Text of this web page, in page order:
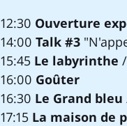
12:30 Ouverture
14:00Talk #3
15:45 Le labyrinthe
16:00 Goûter
16:30 Le Grand bleu
17:15 La maison de